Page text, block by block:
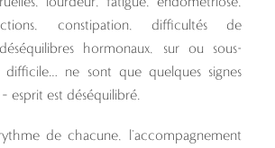
constipation, difficultés de
hormonaux, sur ou sous-
difficile… ne sont que quelques signes
esprit est déséquilibré.
de chacune, l’accompagnement